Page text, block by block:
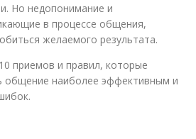
Но недопонимание и
в процессе общения,
желаемого результата.
приемов и правил, которые
общение наиболее эффективным и